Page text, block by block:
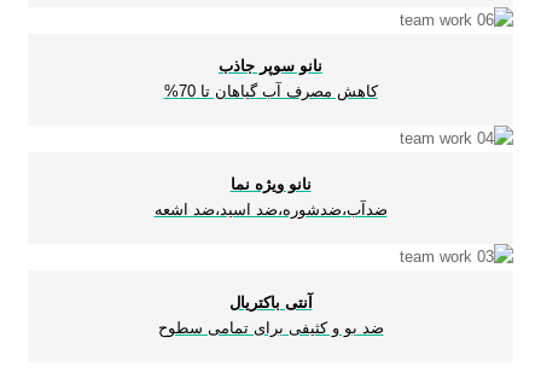
نانو سوپر جاذب
کاهش مصرف آب گیاهان تا 70%
نانو ویژه نما
ضدآب،ضدشوره،ضد اسید،ضد اشعه
آنتی باکتریال
ضد بو و کثیفی برای تمامی سطوح